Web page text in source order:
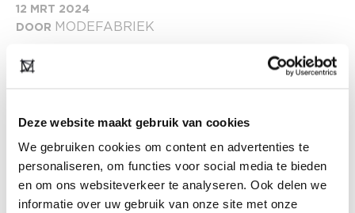
Deze website maakt gebruik van cookies
We gebruiken cookies om content en advertenties te
personaliseren, om functies voor social media te bieden
en om ons websiteverkeer te analyseren. Ook delen we
informatie over uw gebruik van onze site met onze
12 MRT 2024
DOOR MODEFABRIEK
Op 7+8 juli 2024 is het weer tijd voor
- Featuring the best of womenswear.
Dus zet het nu alvast in je agenda, en hou onze
newsletters, website en social media in de gaten